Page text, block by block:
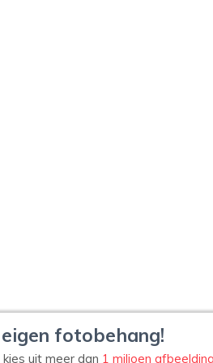
fotobehang!
uit meer dan 1 miljoen